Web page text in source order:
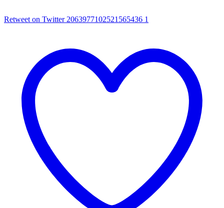
Retweet on Twitter 2063977102521565436 1